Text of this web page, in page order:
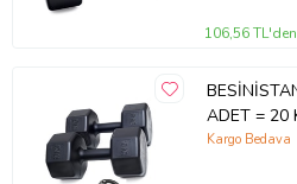
106,56
ADET = 20
Kargo Bedava